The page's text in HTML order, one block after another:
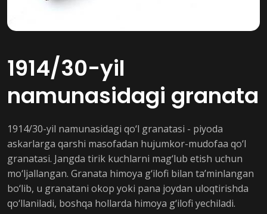
1914/30-yil
namunasidagi granata
1914/30-yil namunasidagi qo‘l granatasi - piyoda
askarlarga qarshi masofadan hujumkor-mudofaa qo‘l
granatasi. Jangda tirik kuchlarni mag‘lub etish uchun
mo‘ljallangan. Granata himoya g‘ilofi bilan ta’minlangan
bo‘lib, u granatani okop yoki pana joydan uloqtirishda
qo‘llaniladi, boshqa hollarda himoya g‘ilofi yechiladi.